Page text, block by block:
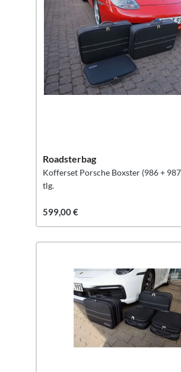
Roadsterbag
Kofferset Porsche Boxster (986 +
tlg.
599,00 €